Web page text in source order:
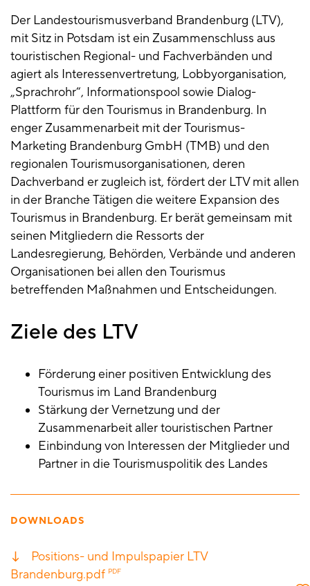
Der Landestourismusverband Brandenburg (LTV),
mit Sitz in Potsdam ist ein Zusammenschluss aus
touristischen Regional- und Fachverbänden und
agiert als Interessenvertretung, Lobbyorganisation,
„Sprachrohr“, Informationspool sowie Dialog-
Plattform für den Tourismus in Brandenburg. In
enger Zusammenarbeit mit der Tourismus-
Marketing Brandenburg GmbH (TMB) und den
regionalen Tourismusorganisationen, deren
Dachverband er zugleich ist, fördert der LTV mit allen
in der Branche Tätigen die weitere Expansion des
Tourismus in Brandenburg. Er berät gemeinsam mit
seinen Mitgliedern die Ressorts der
Landesregierung, Behörden, Verbände und anderen
Organisationen bei allen den Tourismus
betreffenden Maßnahmen und Entscheidungen.
Ziele des LTV
Förderung einer positiven Entwicklung des
Tourismus im Land Brandenburg
Stärkung der Vernetzung und der
Zusammenarbeit aller touristischen Partner
Einbindung von Interessen der Mitglieder und
Partner in die Tourismuspolitik des Landes
DOWNLOADS
Positions- und Impulspapier LTV
Brandenburg.pdf PDF